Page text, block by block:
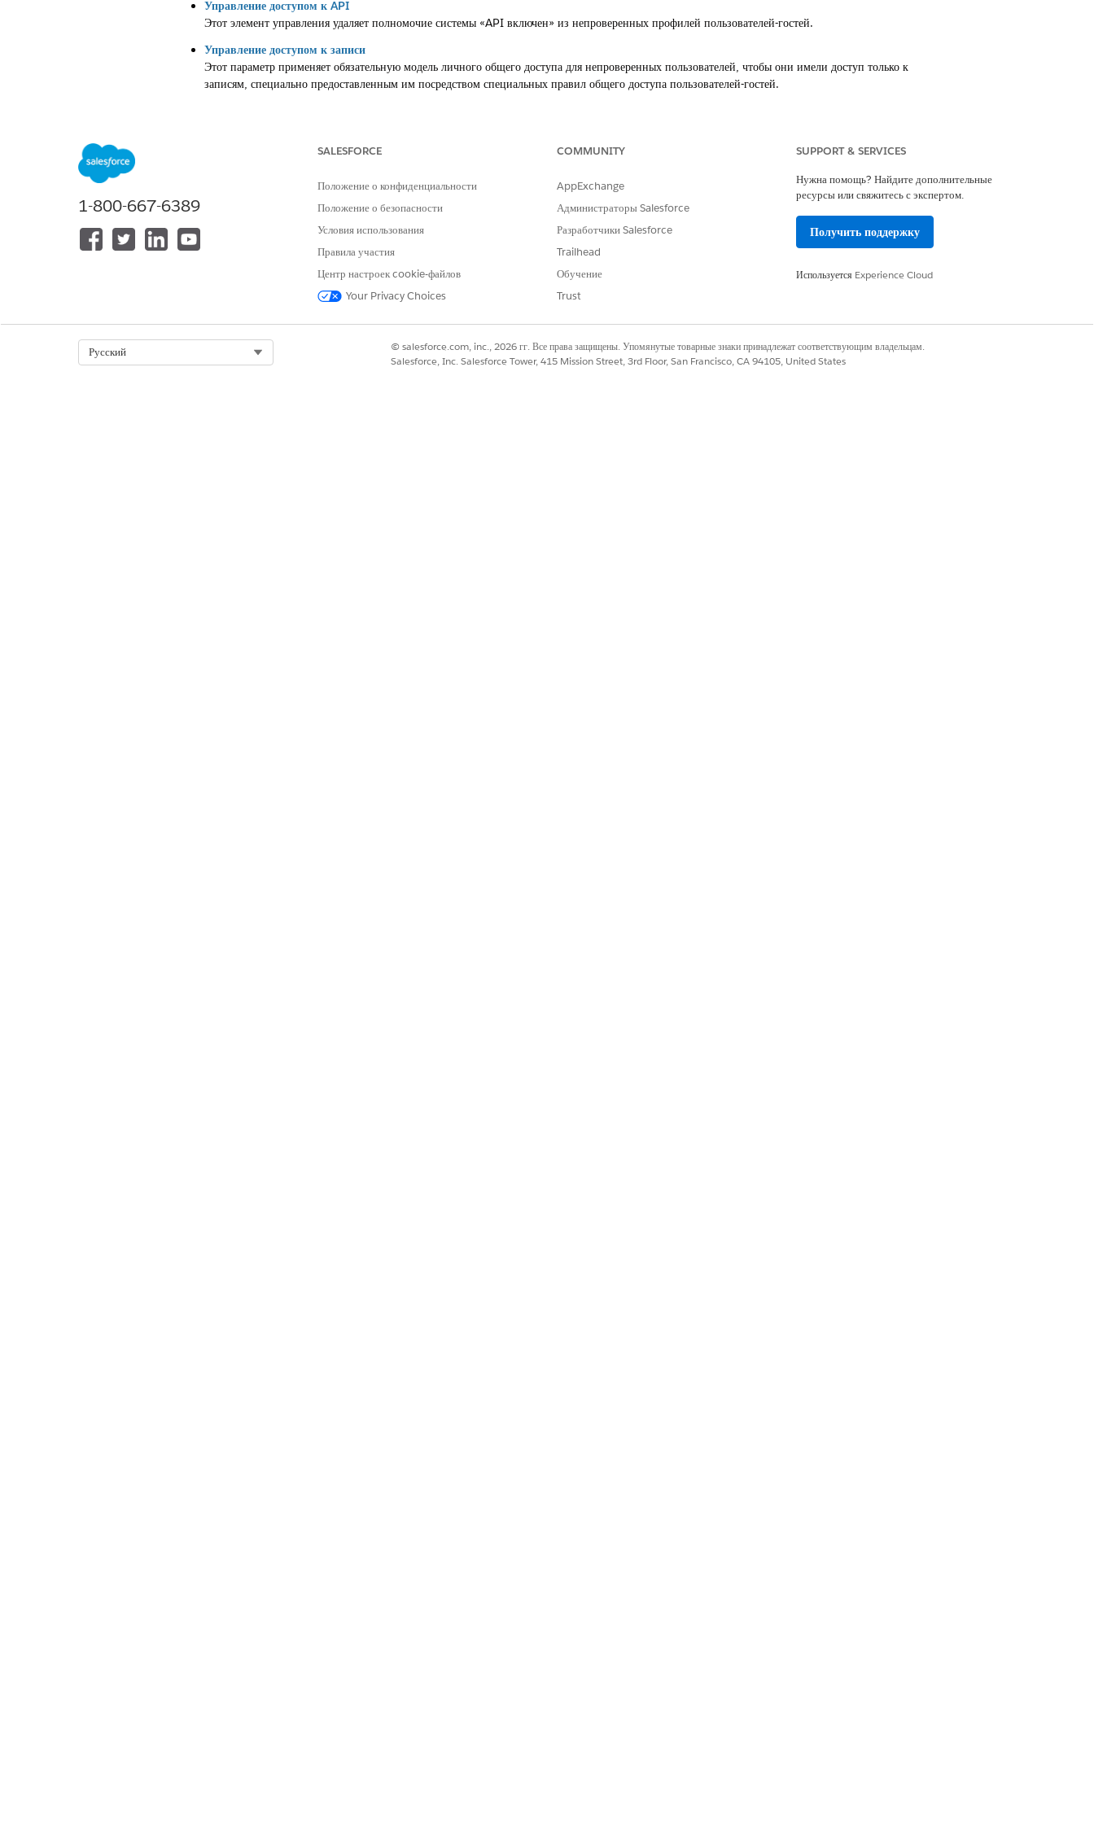
Управление доступом к API
Этот элемент управления удаляет полномочие системы «API включен» из непроверенных профилей пользователей-гостей.
Управление доступом к записи
Этот параметр применяет обязательную модель личного общего доступа для непроверенных пользователей, чтобы они имели доступ только к
записям, специально предоставленным им посредством специальных правил общего доступа пользователей-гостей.
умолчанию общий доступ к данным предоставляется только после авторизации посредством правил общего доступа.
Этот параметр безопасности предотвращает доступ непроверенных посетителей к полному списку зарегистрированных пользователей, участников и
авторов на сайте Experience Cloud.
Доступ пользователя-гостя: Параметры сайта для управления API доступа гостя
Этот параметр безопасности служит основными воротами, которые определяют возможность взаимодействия непроверенных посетителей с
базовыми Salesforce Connect и общедоступными конечными точками REST сайта Experience Cloud.
Доступ пользователя-гостя: Управление доступностью пользователя сайта
других участников, принадлежащих этому же сайту.
1-800-667-6389
SALESFORCE
Положение о конфиденциальности
Положение о безопасности
Условия использования
Правила участия
Центр настроек cookie-файлов
Your Privacy Choices
COMMUNITY
AppExchange
Администраторы Salesforce
Разработчики Salesforce
Trailhead
Обучение
Trust
SUPPORT & SERVICES
Нужна помощь? Найдите дополнительные
ресурсы или свяжитесь с экспертом.
Получить поддержку
Используется Experience Cloud
Русский
© salesforce.com, inc., 2026 гг. Все права защищены. Упомянутые товарные знаки принадлежат соответствующим владельцам.
Salesforce, Inc. Salesforce Tower, 415 Mission Street, 3rd Floor, San Francisco, CA 94105, United States